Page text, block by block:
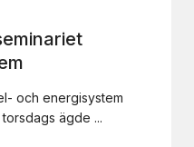
och energisystem
ägde ...